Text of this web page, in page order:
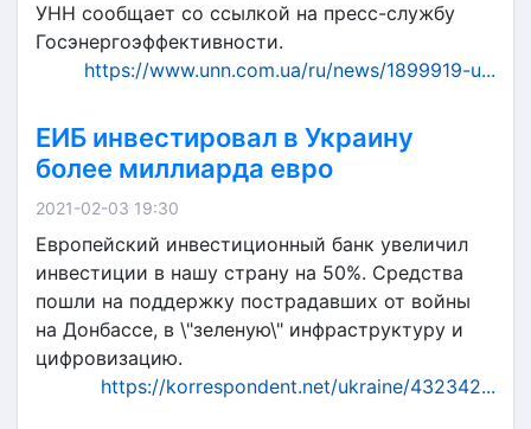
УНН сообщает со ссылкой на пресс-службу
Госэнергоэффективности.
https://www.unn.com.ua/ru/news/1899919-u...
ЕИБ инвестировал в Украину
более миллиарда евро
2021-02-03 19:30
Европейский инвестиционный банк увеличил
инвестиции в нашу страну на 50%. Средства
пошли на поддержку пострадавших от войны
на Донбассе, в \"зеленую\" инфраструктуру и
цифровизацию.
https://korrespondent.net/ukraine/432342...